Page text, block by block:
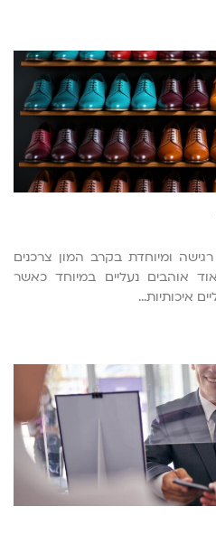
ומיוחדת בקרב המון צרכנים
אוהבים נעליים במיוחד כאשר
איכותיות…